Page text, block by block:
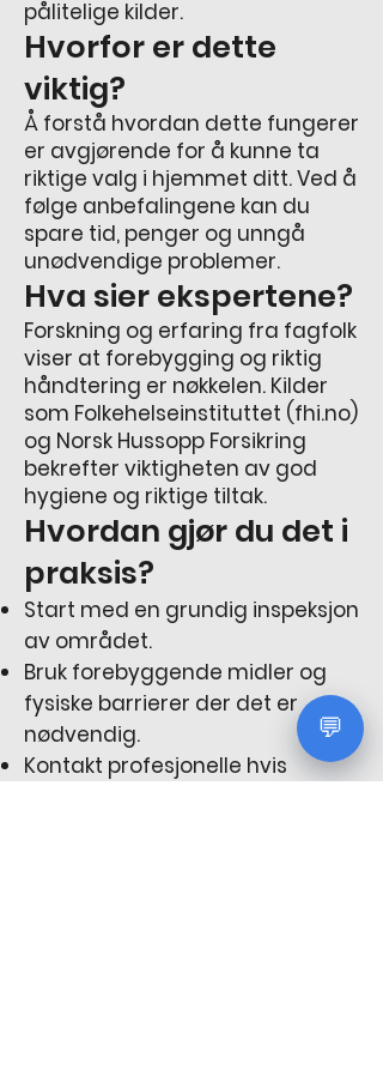
pålitelige kilder.
Hvorfor er dette
viktig?
Å forstå hvordan dette fungerer
er avgjørende for å kunne ta
riktige valg i hjemmet ditt. Ved å
følge anbefalingene kan du
spare tid, penger og unngå
unødvendige problemer.
Hva sier ekspertene?
Forskning og erfaring fra fagfolk
viser at forebygging og riktig
håndtering er nøkkelen. Kilder
som Folkehelseinstituttet (fhi.no)
og Norsk Hussopp Forsikring
bekrefter viktigheten av god
hygiene og riktige tiltak.
Hvordan gjør du det i
praksis?
Start med en grundig inspeksjon
av området.
Bruk forebyggende midler og
fysiske barrierer der det er
nødvendig.
Kontakt profesjonelle hvis
💬